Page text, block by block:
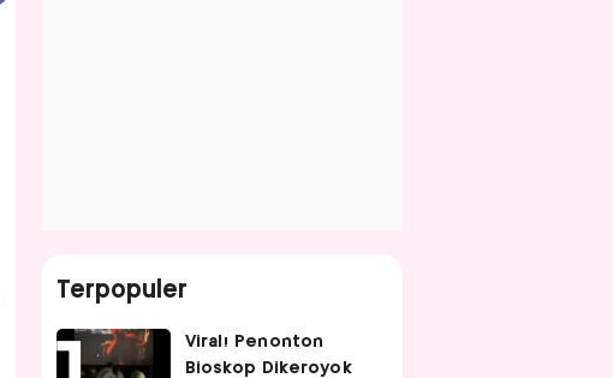
Terpopuler
Viral! Penonton
Bioskop Dikeroyok